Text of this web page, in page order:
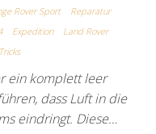
Rover Sport
Reparatur
Expedition
Land Rover
ein komplett leer
dass Luft in die
eindringt. Diese…